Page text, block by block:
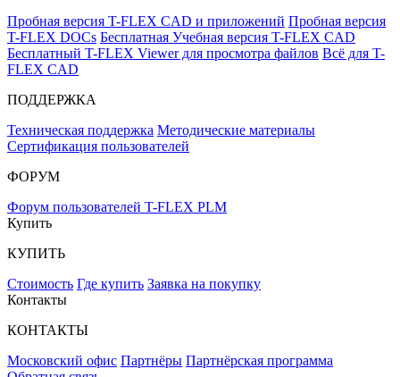
Пробная версия T-FLEX CAD и приложений Пробная версия
T-FLEX DOCs Бесплатная Учебная версия T-FLEX CAD
Бесплатный T-FLEX Viewer для просмотра файлов Всё для T-
FLEX CAD
ПОДДЕРЖКА
Техническая поддержка Методические материалы
Сертификация пользователей
ФОРУМ
Форум пользователей T-FLEX PLM
Купить
КУПИТЬ
Стоимость Где купить Заявка на покупку
Контакты
КОНТАКТЫ
Московский офис Партнёры Партнёрская программа